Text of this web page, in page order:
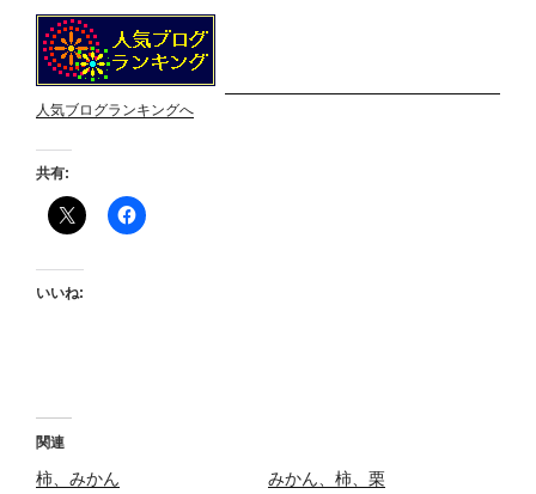
人気ブログランキングへ
共有:
いいね:
関連
柿、みかん
みかん、柿、栗